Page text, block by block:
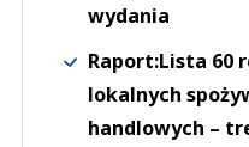
wydania
Raport:Lista 60
lokalnych
handlowych –